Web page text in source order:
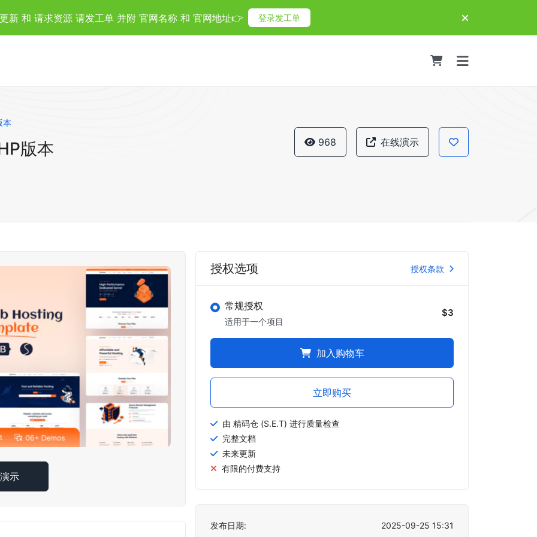
新 和 请求资源 请发工单 并附 官网名称 和 官网地址👉 登录发工单
本
版本 968 在线演示
示
授权选项 授权条款
常规授权
适用于一个项目
$3
加入购物车
立即购买
由 精码仓 (S.E.T) 进行质量检查
完整文档
未来更新
有限的付费支持
发布日期: 2025-09-25 15:31